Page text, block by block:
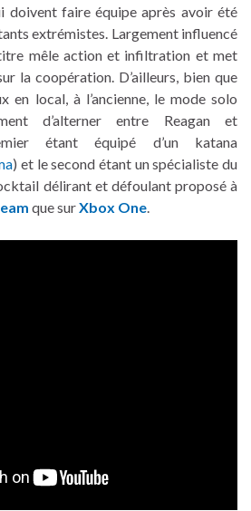
doivent faire équipe après avoir été
extrémistes. Largement influencé
mêle action et infiltration et met
la coopération. D’ailleurs, bien que
en local, à l’ancienne, le mode solo
d’alterner entre Reagan et
étant équipé d’un katana
) et le second étant un spécialiste du
délirant et défoulant proposé à
que surXbox One.